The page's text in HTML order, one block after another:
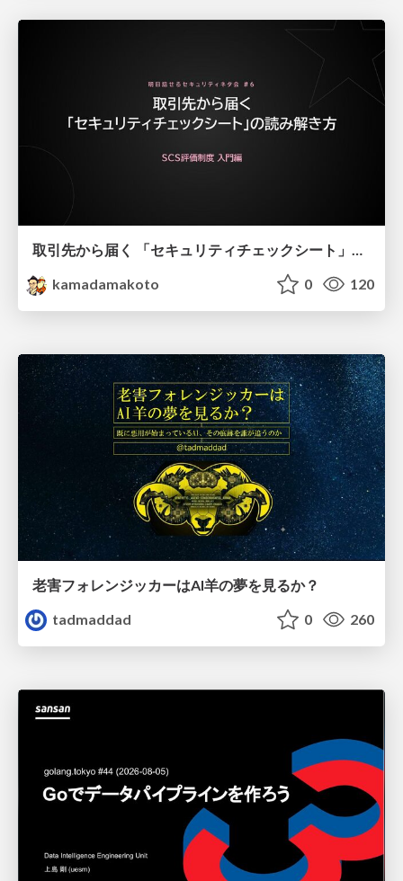
取引先から届く 「セキュリティチェックシート」の読み解き方
kamadamakoto
0 120
老害フォレンジッカーはAI羊の夢を見るか？
tadmaddad
0 260